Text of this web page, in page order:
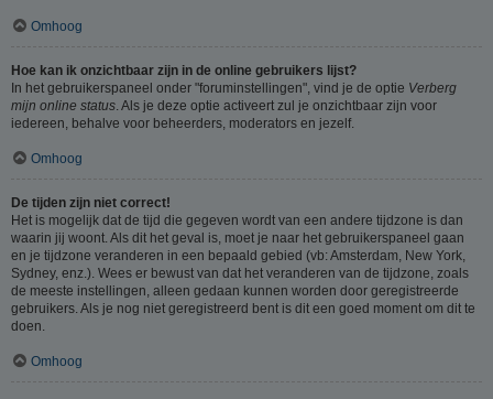
Omhoog
Hoe kan ik onzichtbaar zijn in de online gebruikers lijst?
In het gebruikerspaneel onder "foruminstellingen", vind je de optie Verberg
mijn online status . Als je deze optie activeert zul je onzichtbaar zijn voor
iedereen, behalve voor beheerders, moderators en jezelf.
Omhoog
De tijden zijn niet correct!
Het is mogelijk dat de tijd die gegeven wordt van een andere tijdzone is dan
waarin jij woont. Als dit het geval is, moet je naar het gebruikerspaneel gaan
en je tijdzone veranderen in een bepaald gebied (vb: Amsterdam, New York,
Sydney, enz.). Wees er bewust van dat het veranderen van de tijdzone, zoals
de meeste instellingen, alleen gedaan kunnen worden door geregistreerde
gebruikers. Als je nog niet geregistreerd bent is dit een goed moment om dit te
doen.
Omhoog